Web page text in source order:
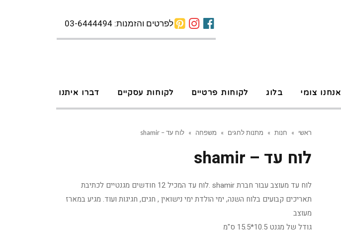
לפרטים והזמנות: 03-6444494
אנחנו צומי בלוג לקוחות פרטיים לקוחות עסקיים דברו איתנו
ראשי » חנות » מתנות לחגים » משפחה » לוח עד – shamir
לוח עד – shamir
לוח עד מעוצב עבור חברת shamir .לוח עד המכיל 12 חודשים מגנטיים לכתיבת
תאריכים קבועים בלוח השנה, ימי הולדת ימי נישואין , חגים, חגיגות ועוד. מגיע במארז
מעוצב
גודל של מגנט 10.5*15.5 ס"מ